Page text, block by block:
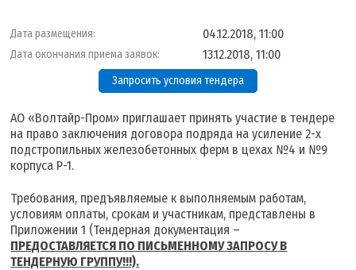
Дата размещения: 04.12.2018, 11:00
Дата окончания приема заявок: 13.12.2018, 11:00
Запросить условия тендера
АО «Волтайр-Пром» приглашает принять участие в тендере
на право заключения договора подряда на усиление 2-х
подстропильных железобетонных ферм в цехах №4 и №9
корпуса Р-1.
Требования, предъявляемые к выполняемым работам,
условиям оплаты, срокам и участникам, представлены в
Приложении 1 (Тендерная документация –
ПРЕДОСТАВЛЯЕТСЯ ПО ПИСЬМЕННОМУ ЗАПРОСУ В
ТЕНДЕРНУЮ ГРУППУ!!!).